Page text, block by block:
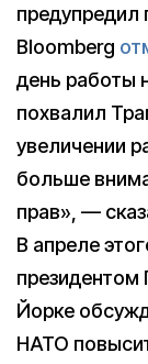
предупредил
Bloomberg
день работы
похвалил
увеличении
больше
прав», —
В апреле
Йорке
НАТО